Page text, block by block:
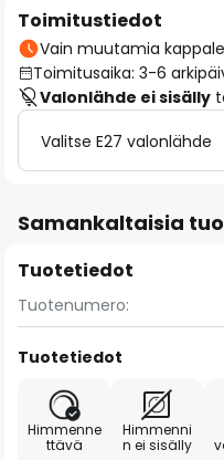
Toimitustiedot
Vain muutamia
Toimitusaika: 3-6
Valonlähde ei sisälly
Valitse E27 valonlähde
Samankaltaisia
Tuotetiedot
Tuotenumero:
Tuotetiedot
Himmenne
ttävä
Himmenni
n ei sisälly